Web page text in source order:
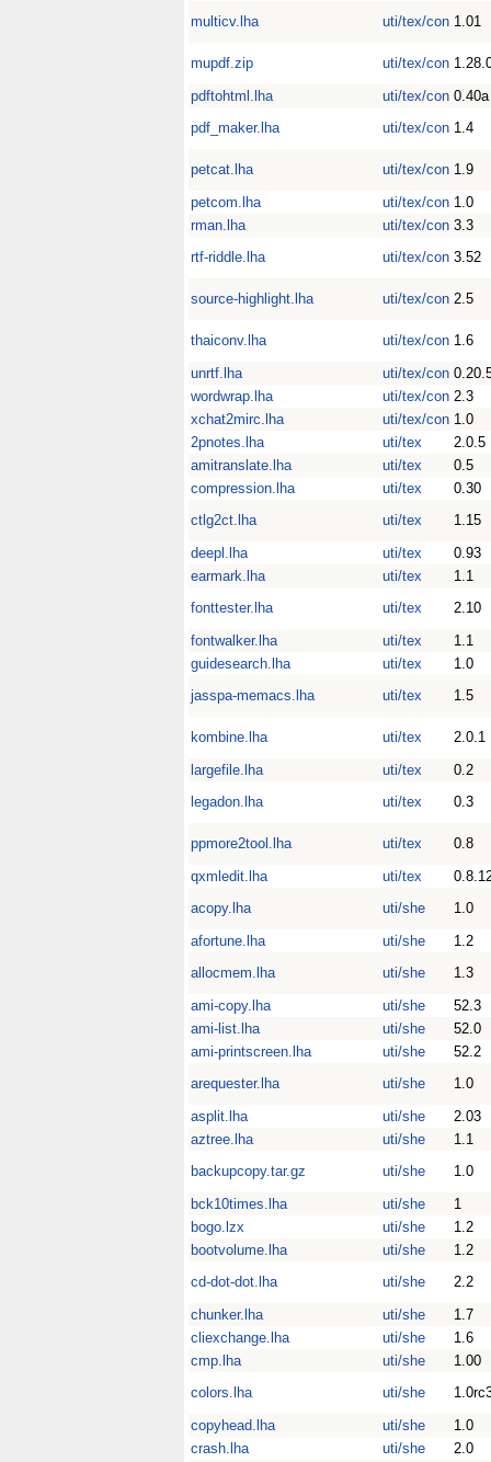
multicv.lha uti/tex/con 1.01
mupdf.zip uti/tex/con
pdftohtml.lha
uti/tex/con 0.40a
pdf_maker.lha
uti/tex/con 1.4
petcat.lha uti/tex/con 1.9
petcom.lha
uti/tex/con 1.0
rman.lha
uti/tex/con 3.3
rtf-riddle.lha
uti/tex/con 3.52
source-highlight.lha uti/tex/con 2.5
thaiconv.lha uti/tex/con 1.6
unrtf.lha
uti/tex/con
wordwrap.lha
uti/tex/con 2.3
xchat2mirc.lha
uti/tex/con 1.0
2pnotes.lha
uti/tex
2.0.5
amitranslate.lha
uti/tex
0.5
compression.lha
uti/tex
0.30
ctlg2ct.lha
uti/tex
1.15
deepl.lha
uti/tex
0.93
earmark.lha
uti/tex
1.1
fonttester.lha
uti/tex
2.10
fontwalker.lha
uti/tex
1.1
guidesearch.lha
uti/tex
1.0
jasspa-memacs.lha
uti/tex 1.5
kombine.lha uti/tex
2.0.1
largefile.lha
uti/tex
0.2
legadon.lha
uti/tex 0.3
ppmore2tool.lha uti/tex
0.8
qxmledit.lha
uti/tex
acopy.lha
uti/she
1.0
afortune.lha
uti/she
1.2
allocmem.lha
uti/she
1.3
ami-copy.lha
uti/she
52.3
ami-list.lha
uti/she
52.0
ami-printscreen.lha
uti/she
52.2
arequester.lha
uti/she
1.0
asplit.lha
uti/she
2.03
aztree.lha
uti/she
1.1
backupcopy.tar.gz
uti/she
1.0
bck10times.lha
uti/she
1
bogo.lzx
uti/she
1.2
bootvolume.lha
uti/she
1.2
cd-dot-dot.lha
uti/she
2.2
chunker.lha
uti/she
1.7
cliexchange.lha
uti/she
1.6
cmp.lha
uti/she
1.00
colors.lha
uti/she
copyhead.lha
uti/she
1.0
crash.lha
uti/she
2.0